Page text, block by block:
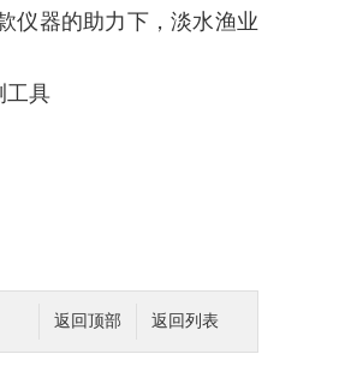
仪器的助力下，淡水渔业
返回列表
返回顶部